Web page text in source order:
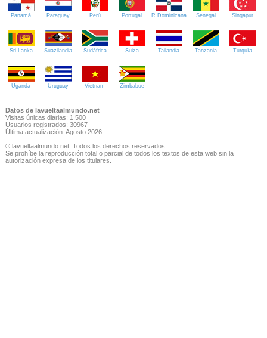
Panamá Paraguay Perú Portugal R.Dominicana Senegal Singapur
Sri Lanka Suazilandia Sudáfrica Suiza Tailandia Tanzania Turquía
Uganda Uruguay Vietnam Zimbabue
Datos de lavueltaalmundo.net
Visitas únicas diarias: 1.500
Usuarios registrados: 30967
Última actualización: Agosto 2026
© lavueltaalmundo.net. Todos los derechos reservados.
Se prohíbe la reproducción total o parcial de todos los textos de esta web sin la
autorización expresa de los titulares.